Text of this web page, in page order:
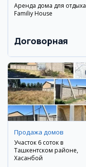
Аренда дома для отдыха
Familiy House
Договорная
Продажа домов
Участок 6 соток в
Ташкентском районе,
Хасанбой